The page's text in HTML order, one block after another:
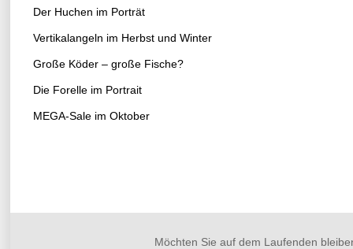
Der Huchen im Porträt
Vertikalangeln im Herbst und Winter
Große Köder – große Fische?
Die Forelle im Portrait
MEGA-Sale im Oktober
Möchten Sie auf dem Laufenden